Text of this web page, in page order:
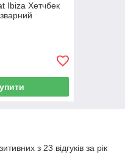
Ibiza Хетчбек
з 23 відгуків за рік